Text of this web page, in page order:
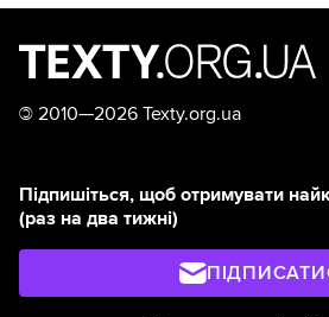
© 2010—2026 Texty.org.ua
Підпишіться, щоб отримувати
(раз на два тижні)